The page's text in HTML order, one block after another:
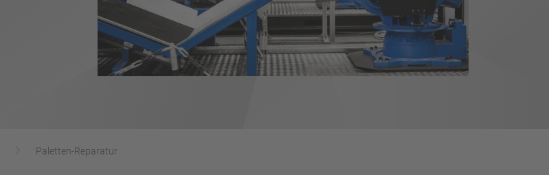
Paletten-Reparatur